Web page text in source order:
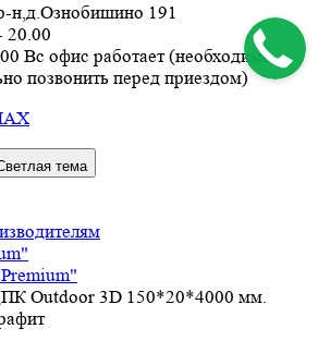
н,д.Ознобишино 191
20.00
Вс офис работает (необходимо
позвонить перед приездом)
тема
Outdoor 3D 150*20*4000 мм.